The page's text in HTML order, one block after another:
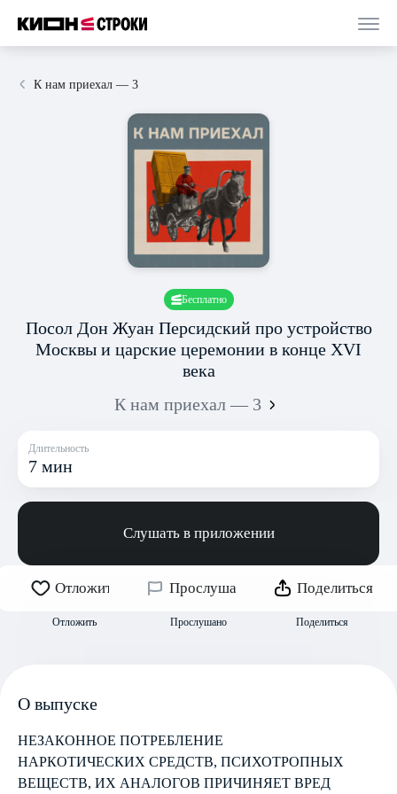
К нам приехал — 3
Бесплатно
Посол Дон Жуан Персидский про устройство
Москвы и царские церемонии в конце XVI
века
К нам приехал — 3
Длительность
7 мин
Слушать в приложении
Отложить
Отложить
Прослушано
Прослушано
Поделиться
Поделиться
О выпуске
НЕЗАКОННОЕ ПОТРЕБЛЕНИЕ
НАРКОТИЧЕСКИХ СРЕДСТВ, ПСИХОТРОПНЫХ
ВЕЩЕСТВ, ИХ АНАЛОГОВ ПРИЧИНЯЕТ ВРЕД